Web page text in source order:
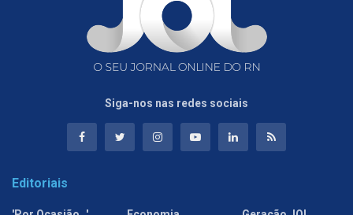
Siga-nos nas redes sociais
Editoriais